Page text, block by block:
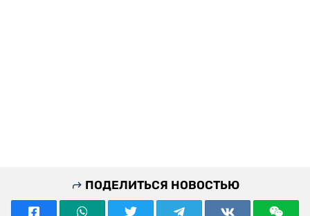
ПОДЕЛИТЬСЯ НОВОСТЬЮ